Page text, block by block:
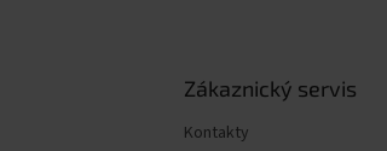
Zákaznický servis
Kontakty